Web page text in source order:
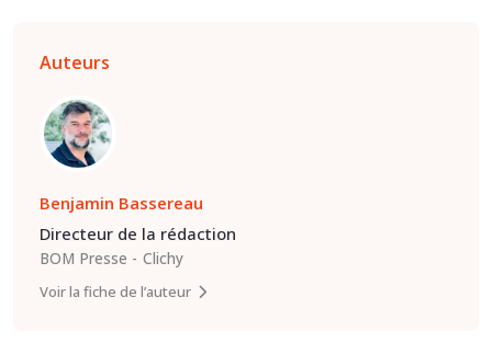
Auteurs
Benjamin Bassereau
Directeur de la rédaction
BOM Presse
Clichy
Voir la fiche de l’auteur